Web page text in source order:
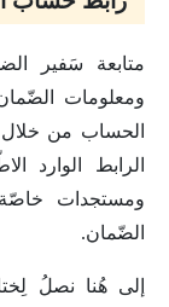
ومعلومات الضّمان
الحساب من خلال
الرابط الوارد
ومستجدات
الضّمان.
إلى هُنا نصلُ